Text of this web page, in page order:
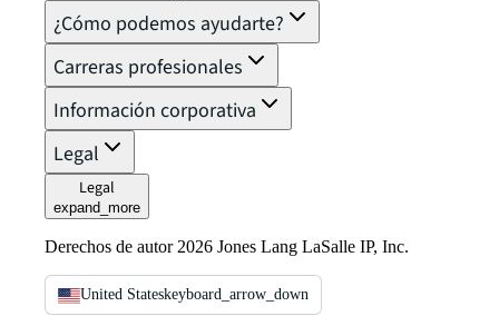
¿Cómo podemos ayudarte?
Carreras profesionales
Información corporativa
Legal
Legal
expand_more
Derechos de autor 2026 Jones Lang LaSalle IP, Inc.
United Stateskeyboard_arrow_down